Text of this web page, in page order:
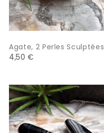
Agate, 2 Perles Sculptées
4,50 €